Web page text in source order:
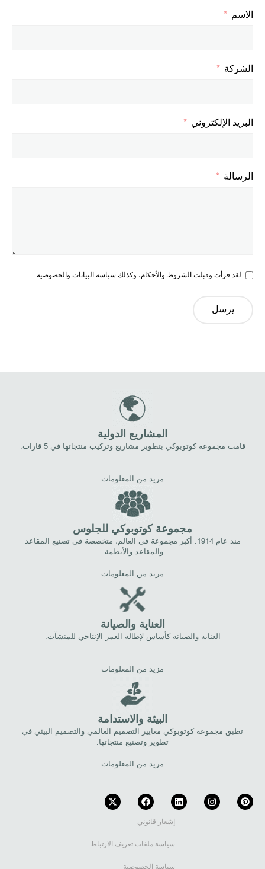
الاسم
الشركة
البريد الإلكتروني
الرسالة
لقد قرأت وقبلت الشروط والأحكام، وكذلك سياسة البيانات والخصوصية.
يرسل
المشاريع الدولية
قامت مجموعة كوتوبوكي بتطوير مشاريع وتركيب منتجاتها في 5 قارات.
مزيد من المعلومات
مجموعة كوتوبوكي للجلوس
منذ عام 1914. أكبر مجموعة في العالم، متخصصة في تصنيع المقاعد
والمقاعد والأنظمة.
مزيد من المعلومات
العناية والصيانة
العناية والصيانة كأساس لإطالة العمر الإنتاجي للمنشآت.
مزيد من المعلومات
البيئة والاستدامة
تطبق مجموعة كوتوبوكي معايير التصميم العالمي والتصميم البيئي في
تطوير وتصنيع منتجاتها.
مزيد من المعلومات
إشعار قانوني
سياسة ملفات تعريف الارتباط
سياسة الخصوصية